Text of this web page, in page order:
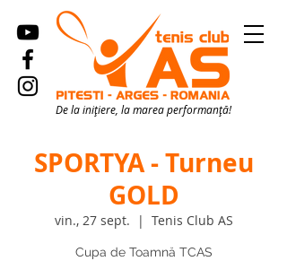
De la inițiere, la marea performanță!
SPORTYA - Turneu
GOLD
vin., 27 sept.
  |
Tenis Club AS
Cupa de Toamnă TCAS